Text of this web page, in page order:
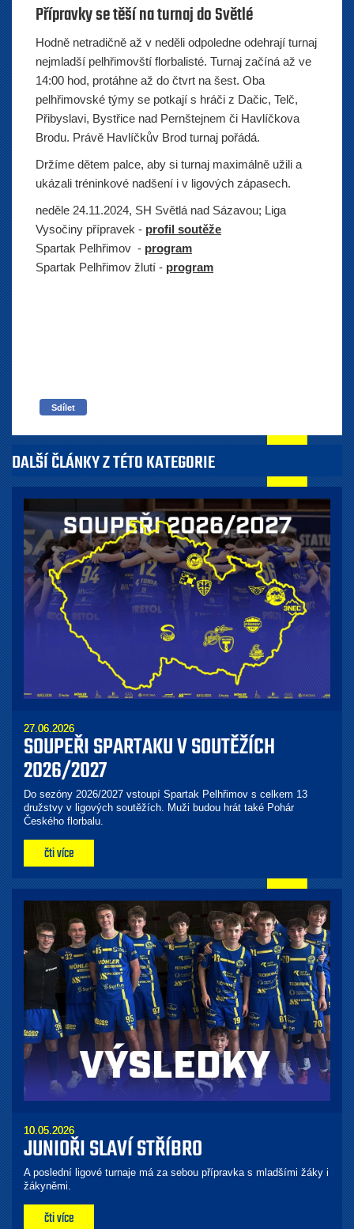
Přípravky se těší na turnaj do Světlé
Hodně netradičně až v neděli odpoledne odehrají turnaj
nejmladší pelhřimovští florbalisté. Turnaj začíná až ve
14:00 hod, protáhne až do čtvrt na šest. Oba
pelhřimovské týmy se potkají s hráči z Dačic, Telč,
Přibyslavi, Bystřice nad Pernštejnem či Havlíčkova
Brodu. Právě Havlíčkův Brod turnaj pořádá.
Držíme dětem palce, aby si turnaj maximálně užili a
ukázali tréninkové nadšení i v ligových zápasech.
neděle 24.11.2024, SH Světlá nad Sázavou; Liga
Vysočiny přípravek - profil soutěže
Spartak Pelhřimov - program
Spartak Pelhřimov žlutí - program
Sdílet
DALŠÍ ČLÁNKY Z TÉTO KATEGORIE
27.06.2026
SOUPEŘI SPARTAKU V SOUTĚŽÍCH
2026/2027
Do sezóny 2026/2027 vstoupí Spartak Pelhřimov s celkem 13
družstvy v ligových soutěžích. Muži budou hrát také Pohár
Českého florbalu.
čti více
10.05.2026
JUNIOŘI SLAVÍ STŘÍBRO
A poslední ligové turnaje má za sebou přípravka s mladšími žáky i
žákyněmi.
čti více